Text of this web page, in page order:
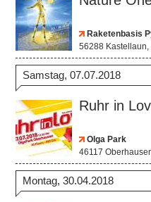
Raketenbasis
56288 Kastellaun,
Samstag, 07.07.2018
Ruhr in
Olga Park
46117
Montag, 30.04.2018